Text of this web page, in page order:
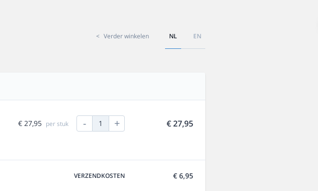
< Verder winkelen NL EN
€ 27,95 per stuk - 1 + € 27,95
VERZENDKOSTEN € 6,95